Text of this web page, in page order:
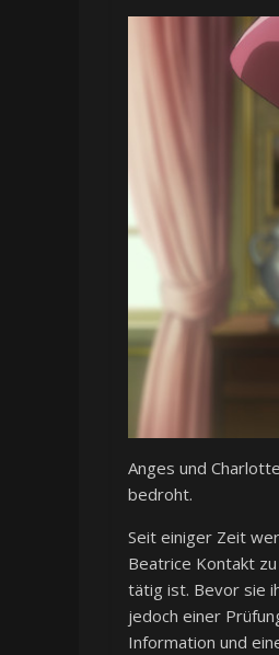
Anges und
bedroht.
Seit einiger Zeit
Beatrice Kontakt
tätig ist. Bevor sie
jedoch einer
Information und